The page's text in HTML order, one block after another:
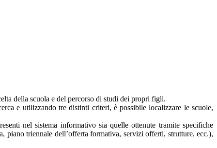
della scuola e del percorso di studi dei propri figli.
e utilizzando tre distinti criteri, è possibile localizzare le scuole,
nel sistema informativo sia quelle ottenute tramite specifiche
piano triennale dell’offerta formativa, servizi offerti, strutture, ecc.),